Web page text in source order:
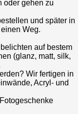
oder gehen zu
und später in
Weg.
auf bestem
(glanz, matt, silk,
Wir fertigen in
Acryl- und